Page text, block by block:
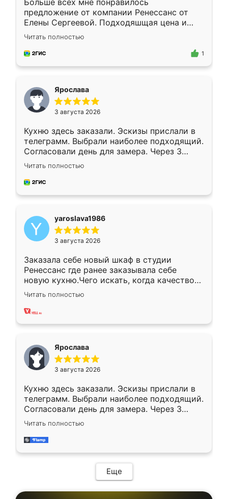
Больше всех мне понравилось
предложение от компании Ренессанс от
Елены Сергеевой. Подходяшщая цена и
короткие сроки изготовления. Приехавший
для замера сотрудник Владислав
предложил по моему эскизу самый
Читать полностью
1
Ярослава
3 августа 2026
Кухню здесь заказали. Эскизы прислали в
телеграмм. Выбрали наиболее подходящий.
Согласовали день для замера. Через 3
недели кухня была уже готова. Остались
довольны работой. Спасибо Ренессанс
мебель за качественную работу!
Читать полностью
yaroslava1986
3 августа 2026
Заказала себе новый шкаф в студии
Ренессанс где ранее заказывала себе
новую кухню.Чего искать, когда качеством
вполне довольна. Служит кухня уже почти
два года, нареканий нет.
Читать полностью
Ярослава
3 августа 2026
Кухню здесь заказали. Эскизы прислали в
телеграмм. Выбрали наиболее подходящий.
Согласовали день для замера. Через 3
недели кухня была уже готова. Остались
довольны работой. Спасибо Ренессанс
мебель за качественную работу!
Читать полностью
Еще